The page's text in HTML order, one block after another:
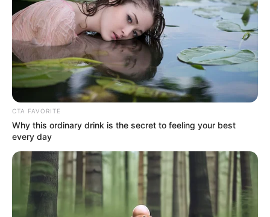
News
ΤΑ ΠΙΟ ΔΗΜΟΦΙΛΗ
CTA FAVORITE
Why this ordinary drink is the secret to feeling your best
every day